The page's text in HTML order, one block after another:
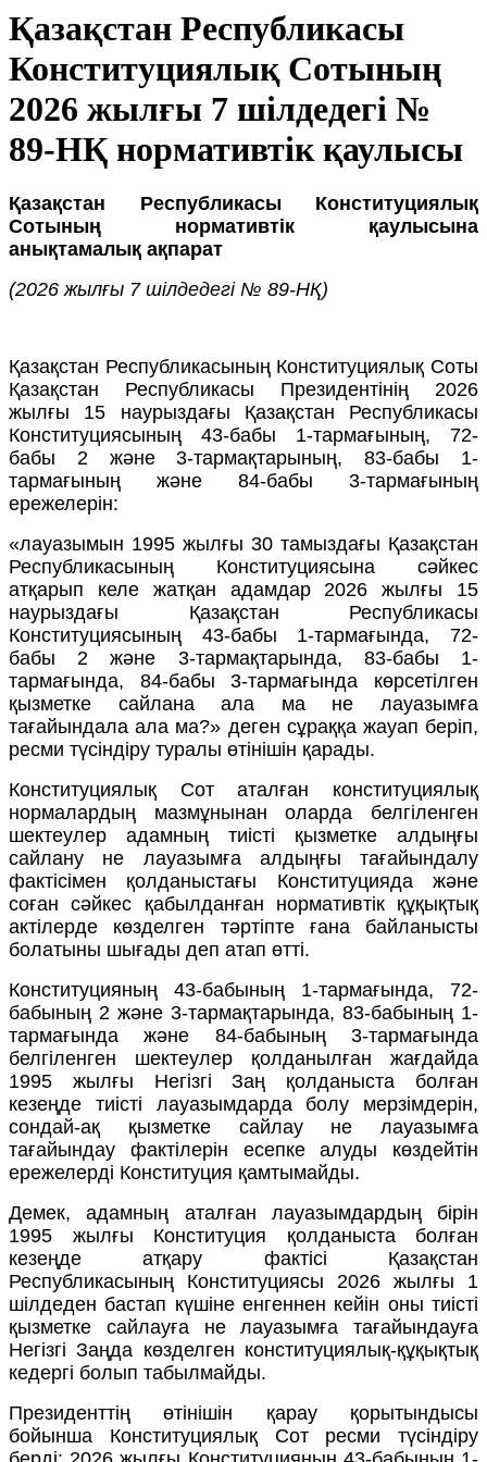
Қазақстан Республикасы
Конституциялық Сотының
2026 жылғы 7 шілдедегі №
89-НҚ нормативтік қаулысы
Қазақстан Республикасы Конституциялық
Сотының нормативтік қаулысына
анықтамалық ақпарат
(2026 жылғы 7 шілдедегі № 89-НҚ)
Қазақстан Республикасының Конституциялық Соты
Қазақстан Республикасы Президентінің 2026
жылғы 15 наурыздағы Қазақстан Республикасы
Конституциясының 43-бабы 1-тармағының, 72-
бабы 2 және 3-тармақтарының, 83-бабы 1-
тармағының және 84-бабы 3-тармағының
ережелерін:
«лауазымын 1995 жылғы 30 тамыздағы Қазақстан
Республикасының Конституциясына сәйкес
атқарып келе жатқан адамдар 2026 жылғы 15
наурыздағы Қазақстан Республикасы
Конституциясының 43-бабы 1-тармағында, 72-
бабы 2 және 3-тармақтарында, 83-бабы 1-
тармағында, 84-бабы 3-тармағында көрсетілген
қызметке сайлана ала ма не лауазымға
тағайындала ала ма?» деген сұраққа жауап беріп,
ресми түсіндіру туралы өтінішін қарады.
Конституциялық Сот аталған конституциялық
нормалардың мазмұнынан оларда белгіленген
шектеулер адамның тиісті қызметке алдыңғы
сайлану не лауазымға алдыңғы тағайындалу
фактісімен қолданыстағы Конституцияда және
соған сәйкес қабылданған нормативтік құқықтық
актілерде көзделген тәртіпте ғана байланысты
болатыны шығады деп атап өтті.
Конституцияның 43-бабының 1-тармағында, 72-
бабының 2 және 3-тармақтарында, 83-бабының 1-
тармағында және 84-бабының 3-тармағында
белгіленген шектеулер қолданылған жағдайда
1995 жылғы Негізгі Заң қолданыста болған
кезеңде тиісті лауазымдарда болу мерзімдерін,
сондай-ақ қызметке сайлау не лауазымға
тағайындау фактілерін есепке алуды көздейтін
ережелерді Конституция қамтымайды.
Демек, адамның аталған лауазымдардың бірін
1995 жылғы Конституция қолданыста болған
кезеңде атқару фактісі Қазақстан
Республикасының Конституциясы 2026 жылғы 1
шілдеден бастап күшіне енгеннен кейін оны тиісті
қызметке сайлауға не лауазымға тағайындауға
Негізгі Заңда көзделген конституциялық-құқықтық
кедергі болып табылмайды.
Президенттің өтінішін қарау қорытындысы
бойынша Конституциялық Сот ресми түсіндіру